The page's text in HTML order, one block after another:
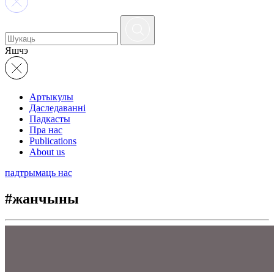
Яшчэ
Артыкулы
Даследаванні
Падкасты
Пра нас
Publications
About us
падтрымаць нас
#жанчыны